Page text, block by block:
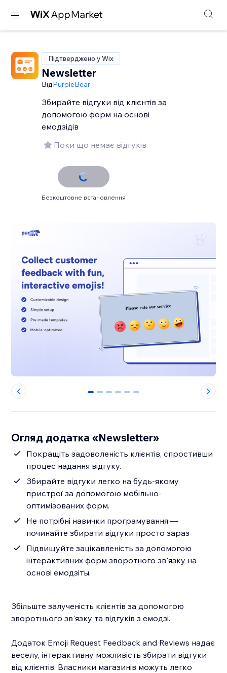
Підтверджено у Wix
Newsletter
ВідPurpleBear
Збирайте відгуки від клієнтів за
допомогою форм на основі
емодзідів
Поки що немає відгуків
Безкоштовне встановлення
0 1 2 3 4 5
Огляд додатка «Newsletter»
Покращіть задоволеність клієнтів, спростивши
процес надання відгуку.
Збирайте відгуки легко на будь-якому
пристрої за допомогою мобільно-
оптимізованих форм.
Не потрібні навички програмування —
починайте збирати відгуки просто зараз
Підвищуйте зацікавленість за допомогою
інтерактивних форм зворотного зв'язку на
основі емодзіты.
Збільште залученість клієнтів за допомогою
зворотнього зв'язку та відгуків з емодзі.
Додаток Emoji Request Feedback and Reviews надає
веселу, інтерактивну можливість збирати відгуки
від клієнтів. Власники магазинів можуть легко